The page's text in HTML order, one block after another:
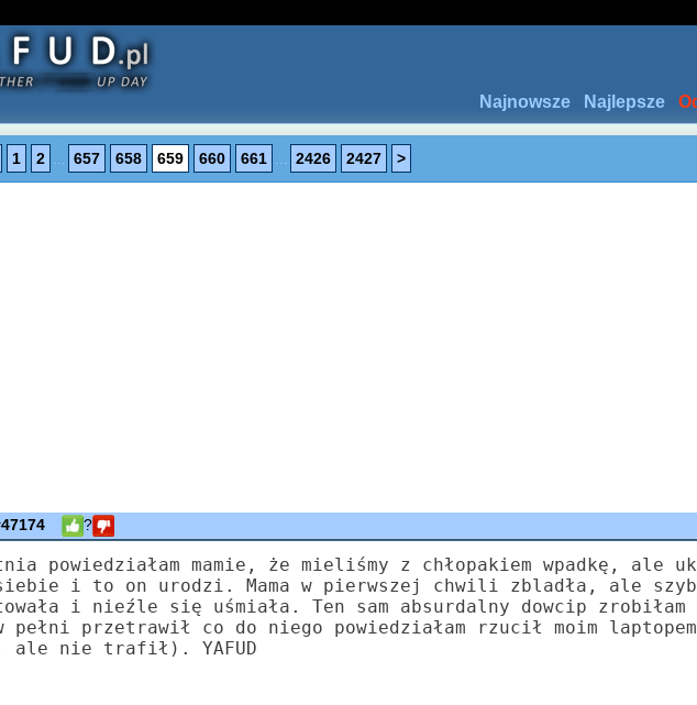
Najlepsze
Najnowsze
1 2 657 658 659 660 661 2426 2427 >
?
powiedziałam mamie, że mieliśmy z chłopakiem wpadkę, ale
i to on urodzi. Mama w pierwszej chwili zbladła, ale
i nieźle się uśmiała. Ten sam absurdalny dowcip
pełni przetrawił co do niego powiedziałam rzucił moim
ale nie trafił). YAFUD